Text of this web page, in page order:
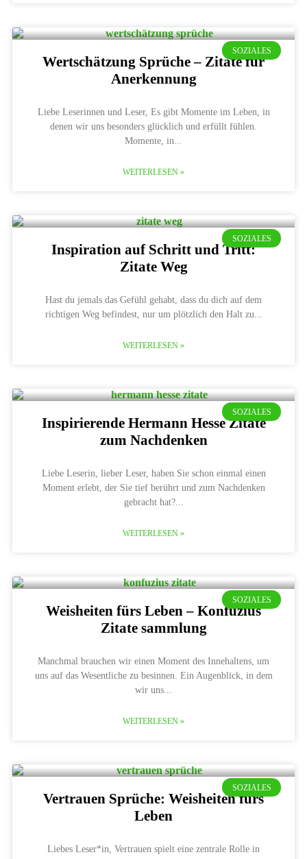
SOZIALES
Wertschätzung Sprüche – Zitate für
Anerkennung
Liebe Leserinnen und Leser, Es gibt Momente im Leben, in
denen wir uns besonders glücklich und erfüllt fühlen.
Momente, in
WEITERLESEN »
SOZIALES
Inspiration auf Schritt und Tritt:
Zitate Weg
Hast du jemals das Gefühl gehabt, dass du dich auf dem
richtigen Weg befindest, nur um plötzlich den Halt zu
WEITERLESEN »
SOZIALES
Inspirierende Hermann Hesse Zitate
zum Nachdenken
Liebe Leserin, lieber Leser, haben Sie schon einmal einen
Moment erlebt, der Sie tief berührt und zum Nachdenken
gebracht hat?
WEITERLESEN »
SOZIALES
Weisheiten fürs Leben – Konfuzius
Zitate sammlung
Manchmal brauchen wir einen Moment des Innehaltens, um
uns auf das Wesentliche zu besinnen. Ein Augenblick, in dem
wir uns
WEITERLESEN »
SOZIALES
Vertrauen Sprüche: Weisheiten fürs
Leben
Liebes Leser*in, Vertrauen spielt eine zentrale Rolle in